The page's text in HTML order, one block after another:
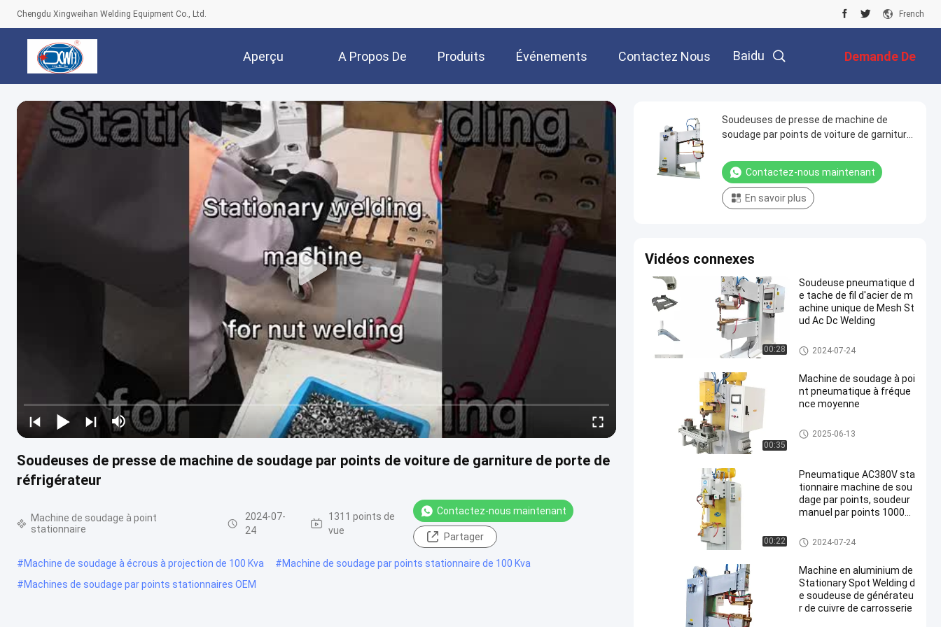
Chengdu Xingweihan Welding Equipment Co., Ltd. French
Aperçu A Propos De Produits Événements Contactez Nous Baidu Demande De
Soumission
Soudeuses de presse de machine de soudage par points de voiture de garniture de porte de
réfrigérateur
Machine de soudage à point
stationnaire
2024-07-
24
1311 points de
vue
Contactez-nous maintenant
Partager
#Machine de soudage à écrous à projection de 100 Kva #Machine de soudage par points stationnaire de 100 Kva
#Machines de soudage par points stationnaires OEM
Soudeuses de presse de machine de
soudage par points de voiture de garniture
Contactez-nous maintenant
En savoir plus
Vidéos connexes
00:28
Soudeuse pneumatique d
e tache de fil d'acier de m
achine unique de Mesh St
ud Ac Dc Welding
Machine de soudage à point s
tationnaire
2024-07-24
00:35
Machine de soudage à poi
nt pneumatique à fréque
nce moyenne
Machine de soudage à point s
tationnaire
2025-06-13
00:22
Pneumatique AC380V sta
tionnaire machine de sou
dage par points, soudeur
manuel par points 10000
Machine de soudage à point s
tationnaire
2024-07-24
Machine en aluminium de
Stationary Spot Welding d
e soudeuse de générateu
r de cuivre de carrosserie